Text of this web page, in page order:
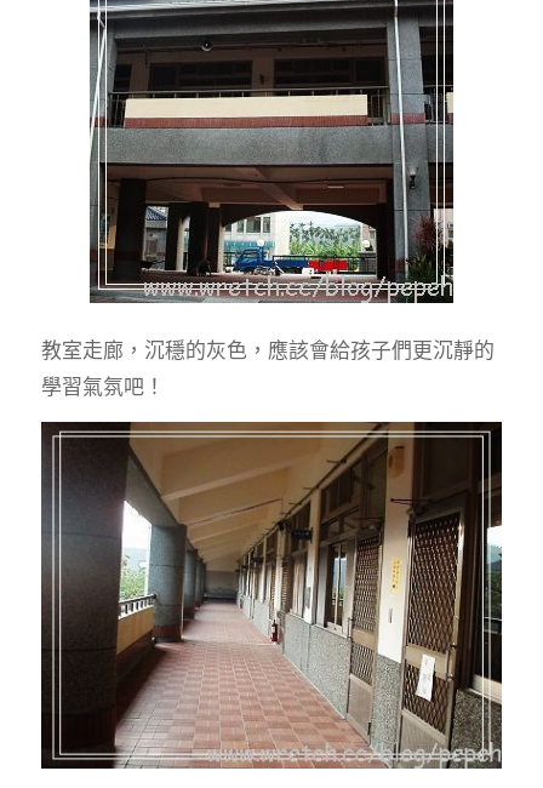
教室走廊，沉穩的灰色，應該會給孩子們更沉靜的
學習氣氛吧！